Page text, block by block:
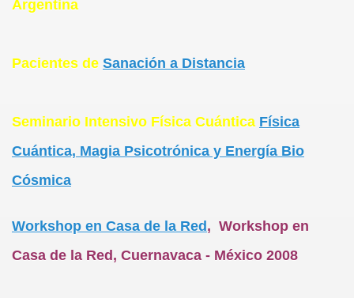
Argentina
Pacientes de Sanación a Distancia
Seminario Intensivo Física Cuántica Física
Cuántica, Magia Psicotrónica y Energía Bio
Cósmica
Workshop en Casa de la Red , Workshop en
Casa de la Red, Cuernavaca - México 2008